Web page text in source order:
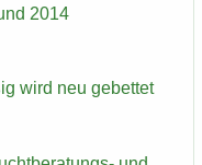
2014
wird neu ge­bet­tet